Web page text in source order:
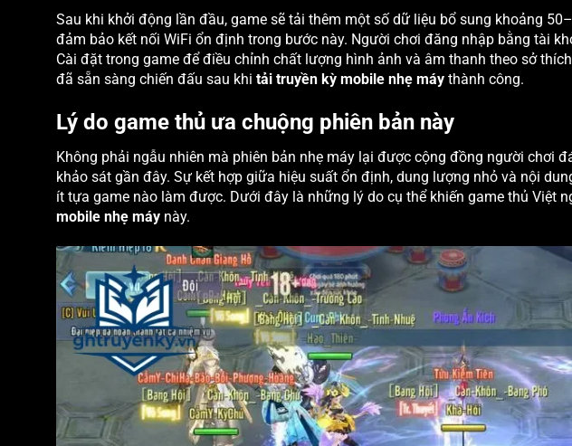
Sau khi khởi động lần đầu, game sẽ tải thêm một số dữ liệu bổ sung khoảng
đảm bảo kết nối WiFi ổn định trong bước này. Người chơi đăng nhập bằng tài
Cài đặt trong game để điều chỉnh chất lượng hình ảnh và âm thanh theo sở
đã sẵn sàng chiến đấu sau khi tải truyền kỳ mobile nhẹ máy thành công.
Lý do game thủ ưa chuộng phiên bản này
Không phải ngẫu nhiên mà phiên bản nhẹ máy lại được cộng đồng người chơi
khảo sát gần đây. Sự kết hợp giữa hiệu suất ổn định, dung lượng nhỏ và nội
ít tựa game nào làm được. Dưới đây là những lý do cụ thể khiến game thủ Việt
mobile nhẹ máy này.